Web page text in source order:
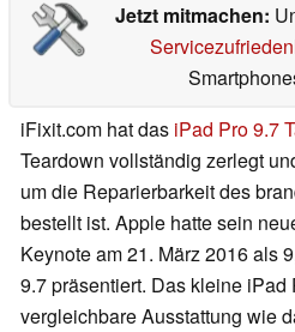
Jetzt mitmachen:
iFixit.com hat das iPad Pro 9.7
Teardown vollständig zerlegt
um die Reparierbarkeit des
bestellt ist. Apple hatte sein
Keynote am 21. März 2016 als
9.7 präsentiert. Das kleine iPad
vergleichbare Ausstattung wie